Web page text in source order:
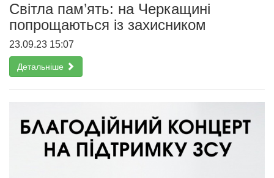
Світла пам’ять: на Черкащині
попрощаються із захисником
23.09.23 15:07
Детальніше